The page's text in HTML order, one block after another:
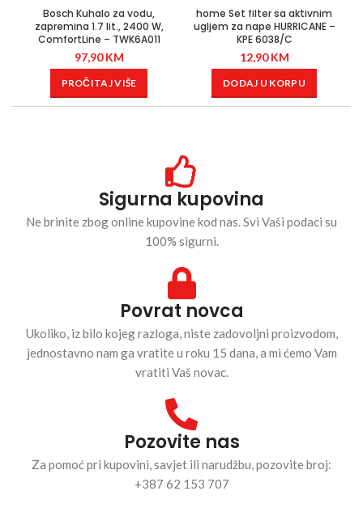
Bosch Kuhalo za vodu,
zapremina 1.7 lit., 2400 W,
ComfortLine – TWK6A011
97,90KM
PROČITAJ VIŠE
home Set filter sa aktivnim
ugljem za nape HURRICANE –
KPE 6038/C
12,90KM
DODAJ U KORPU
Sigurna kupovina
Ne brinite zbog online kupovine kod nas. Svi Vaši podaci su
100% sigurni.
Povrat novca
Ukoliko, iz bilo kojeg razloga, niste zadovoljni proizvodom,
jednostavno nam ga vratite u roku 15 dana, a mi ćemo Vam
vratiti Vaš novac.
Pozovite nas
Za pomoć pri kupovini, savjet ili narudžbu, pozovite broj:
+387 62 153 707